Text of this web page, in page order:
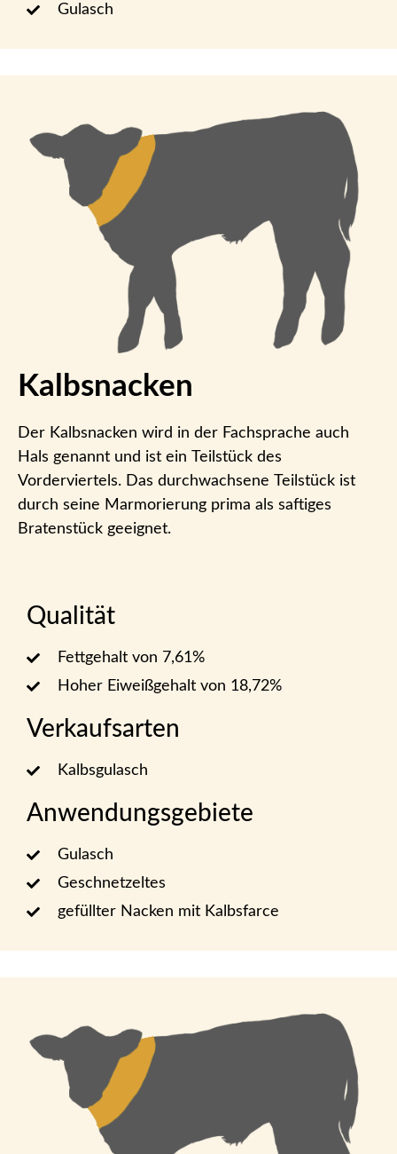
Gulasch
Kalbsnacken
Der Kalbsnacken wird in der Fachsprache auch
Hals genannt und ist ein Teilstück des
Vorderviertels. Das durchwachsene Teilstück ist
durch seine Marmorierung prima als saftiges
Bratenstück geeignet.
Qualität
Fettgehalt von 7,61%
Hoher Eiweißgehalt von 18,72%
Verkaufsarten
Kalbsgulasch
Anwendungsgebiete
Gulasch
Geschnetzeltes
gefüllter Nacken mit Kalbsfarce